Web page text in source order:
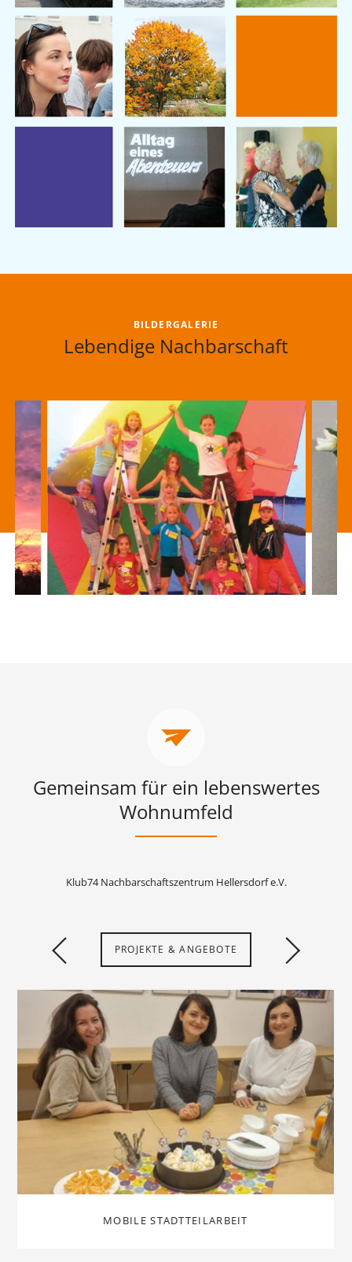
BILDERGALERIE
Lebendige Nachbarschaft
Gemeinsam für ein lebenswertes
Wohnumfeld
Klub74 Nachbarschaftszentrum Hellersdorf e.V.
PROJEKTE & ANGEBOTE